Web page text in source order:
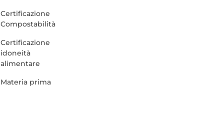
Certificazione
Compostabilità
Certificazione
idoneità
alimentare
Materia prima